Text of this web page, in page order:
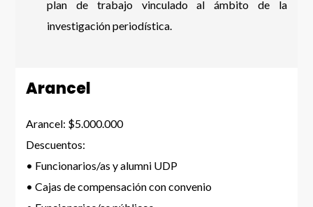
plan de trabajo vinculado al ámbito de la
investigación periodística.
Arancel
Arancel: $5.000.000
Descuentos:
• Funcionarios/as y alumni UDP
• Cajas de compensación con convenio